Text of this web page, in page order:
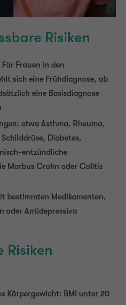
Risiken
Frauen in den
sich eine Frühdiagnose, ab
eine Basisdiagnose
etwa Asthma, Rheuma,
Diabetes,
entzündliche
Morbus Crohn oder Colitis
bestimmten Medikamenten,
oder Antidepressiva
Risiken
Körpergewicht: BMI unter 20